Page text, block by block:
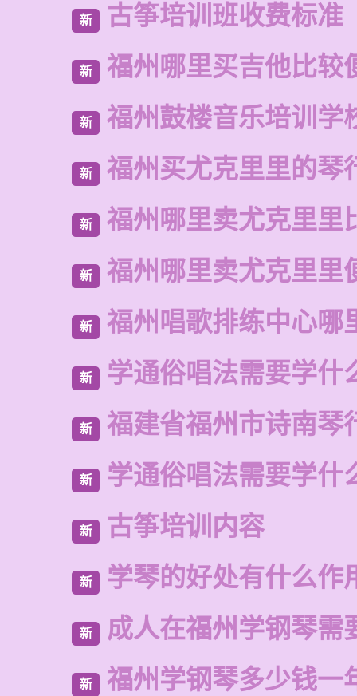
新 古筝培训班收费标准
新 福州哪里买吉他比较
新 福州鼓楼音乐培训学
新 福州买尤克里里的琴
新 福州哪里卖尤克里里
新 福州哪里卖尤克里里
新 福州唱歌排练中心哪
新 学通俗唱法需要学什
新 福建省福州市诗南琴
新 学通俗唱法需要学什
新 古筝培训内容
新 学琴的好处有什么作
新 成人在福州学钢琴需
新 福州学钢琴多少钱一